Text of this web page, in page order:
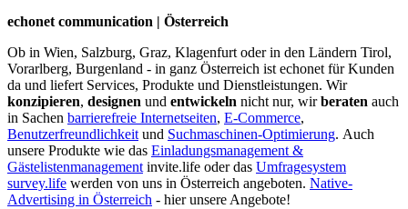
echonet communication | Österreich
Ob in Wien, Salzburg, Graz, Klagenfurt oder in den Ländern Tirol,
Vorarlberg, Burgenland - in ganz Österreich ist echonet für Kunden
da und liefert Services, Produkte und Dienstleistungen. Wir
konzipieren, designen und entwickeln nicht nur, wirberaten auch
in Sachen barrierefreie Internetseiten, E-Commerce,
Benutzerfreundlichkeit und Suchmaschinen-Optimierung. Auch
unsere Produkte wie das Einladungsmanagement &
Gästelistenmanagement invite.life oder das Umfragesystem
survey.life werden von uns in Österreich angeboten. Native-
Advertising in Österreich - hier unsere Angebote!